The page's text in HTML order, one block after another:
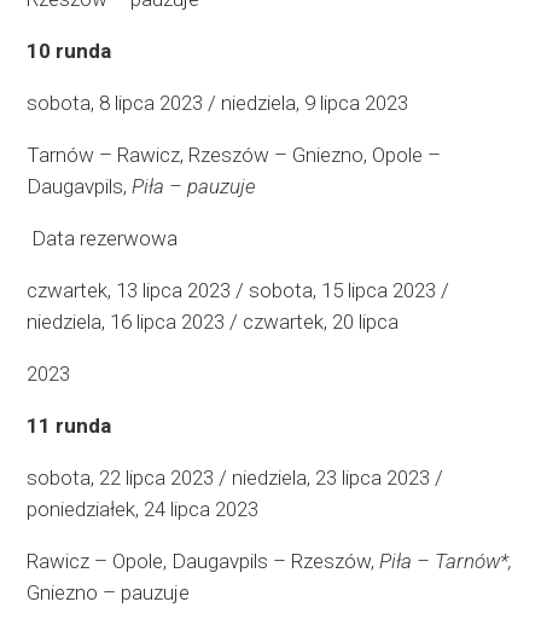
10 runda
sobota, 8 lipca 2023 / niedziela, 9 lipca 2023
Tarnów – Rawicz, Rzeszów – Gniezno, Opole –
Daugavpils,Piła – pauzuje
Data rezerwowa
czwartek, 13 lipca 2023 / sobota, 15 lipca 2023 /
niedziela, 16 lipca 2023 / czwartek, 20 lipca
2023
11 runda
sobota, 22 lipca 2023 / niedziela, 23 lipca 2023 /
poniedziałek, 24 lipca 2023
Rawicz – Opole, Daugavpils – Rzeszów,Piła – Tarnów*,
Gniezno – pauzuje